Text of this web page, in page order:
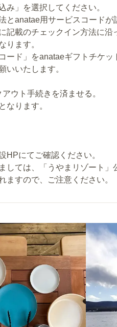
」を選択してください。
anatae用サービスコードが
載のチェックイン方法に沿
ります。
ド」をanataeギフトチケッ
いいたします。
ウト手続きを済ませる。
なります。
HPにてご確認ください。
しては、「うやまリゾート
ますので、ご注意ください。